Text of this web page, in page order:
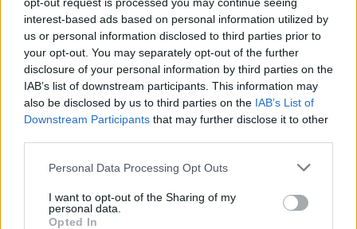
interest-based ads based on personal information utilized by
us or personal information disclosed to third parties prior to
your opt-out. You may separately opt-out of the further
disclosure of your personal information by third parties on the
IAB’s list of downstream participants. This information may
also be disclosed by us to third parties on the IAB’s List of
Downstream Participants that may further disclose it to other
Personal Data Processing Opt Outs
I want to opt-out of the Sharing of my
personal data.
Opted In
székelyföldi megyékben